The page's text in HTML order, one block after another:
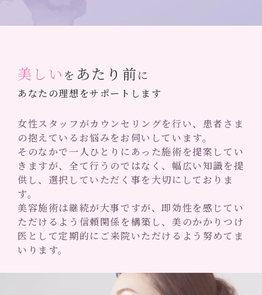
美しい を あたり前に
あなたの理想をサポートします
女性スタッフがカウンセリングを行い、患者さま
の抱えているお悩みをお伺いしています。
そのなかで一人ひとりにあった施術を提案してい
きますが、全て行うのではなく、 幅広い知識を提
供し、選択していただく事を大切にしておりま
す。
美容施術は継続が大事ですが、即効性を感じてい
ただけるよう信頼関係を構築し、美のかかりつけ
医として定期的にご来院いただけるよう努めてま
いります。